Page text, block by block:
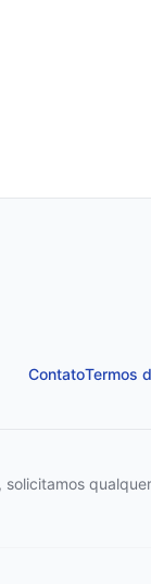
ContatoTermos